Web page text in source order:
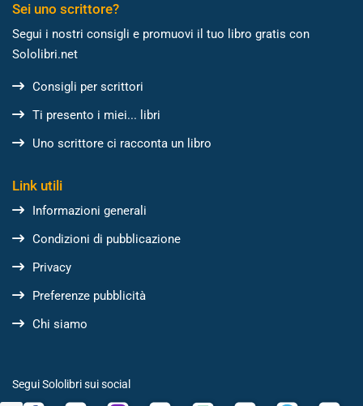
Sei uno scrittore?
Segui i nostri consigli e promuovi il tuo libro gratis con
Sololibri.net
Consigli per scrittori
Ti presento i miei... libri
Uno scrittore ci racconta un libro
Link utili
Informazioni generali
Condizioni di pubblicazione
Privacy
Preferenze pubblicità
Chi siamo
Segui Sololibri sui social